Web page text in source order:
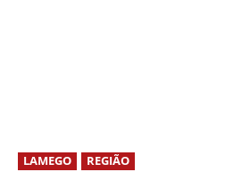
LAMEGO REGIÃO